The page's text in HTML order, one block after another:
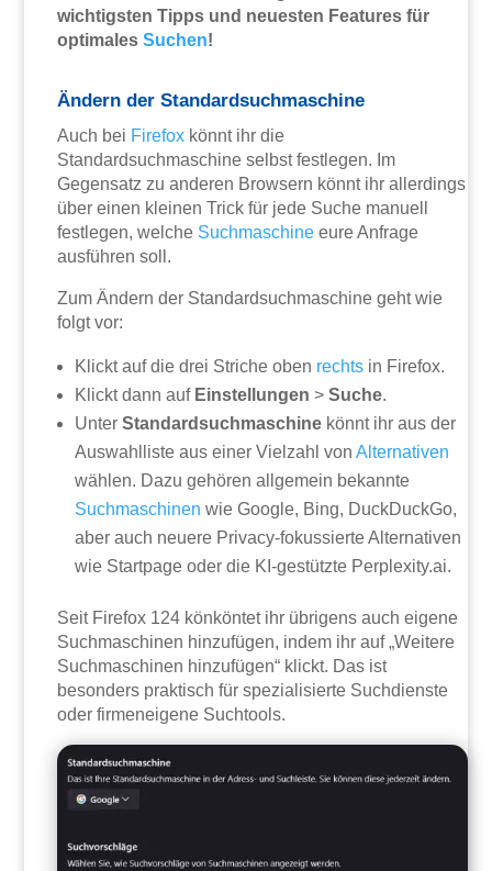
wichtigsten Tipps und neuesten Features für
optimalesSuchen!
Ändern der Standardsuchmaschine
Auch bei Firefox könnt ihr die
Standardsuchmaschine selbst festlegen. Im
Gegensatz zu anderen Browsern könnt ihr allerdings
über einen kleinen Trick für jede Suche manuell
festlegen, welche Suchmaschine eure Anfrage
ausführen soll.
Zum Ändern der Standardsuchmaschine geht wie
folgt vor:
Klickt auf die drei Striche oben rechts in Firefox.
Klickt dann auf Einstellungen >Suche.
UnterStandardsuchmaschine könnt ihr aus der
Auswahlliste aus einer Vielzahl vonAlternativen
wählen. Dazu gehören allgemein bekannte
Suchmaschinen wie Google, Bing, DuckDuckGo,
aber auch neuere Privacy-fokussierte Alternativen
wie Startpage oder die KI-gestützte Perplexity.ai.
Seit Firefox 124 könköntet ihr übrigens auch eigene
Suchmaschinen hinzufügen, indem ihr auf „Weitere
Suchmaschinen hinzufügen“ klickt. Das ist
besonders praktisch für spezialisierte Suchdienste
oder firmeneigene Suchtools.